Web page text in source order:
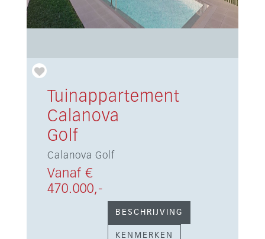
Tuinappartement
Calanova
Golf
Calanova Golf
Vanaf €
470.000,-
BESCHRIJVING
KENMERKEN